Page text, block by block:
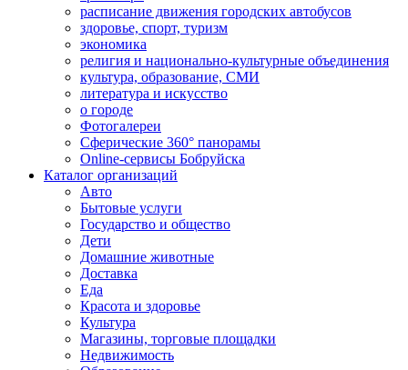
расписание движения городских автобусов
здоровье, спорт, туризм
экономика
религия и национально-культурные объединения
культура, образование, СМИ
литература и искусство
о городе
Фотогалереи
Сферические 360° панорамы
Online-сервисы Бобруйска
Каталог организаций
Авто
Бытовые услуги
Государство и общество
Дети
Домашние животные
Доставка
Еда
Красота и здоровье
Культура
Магазины, торговые площадки
Недвижимость